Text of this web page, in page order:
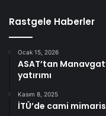
Rastgele Haberler
Ocak 15, 2026
ASAT’tan
yatırımı
Kasım 8, 2025
İTÜ’de cami